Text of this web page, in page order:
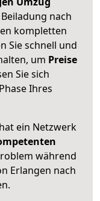
nach
kompletten
Sie schnell und
um Preise
Sie sich
Ihres
ein Netzwerk
während
Erlangen nach